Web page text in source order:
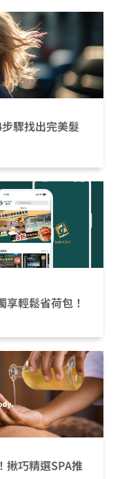
驟找出完美髮
輕鬆省荷包！
揪巧精選SPA推